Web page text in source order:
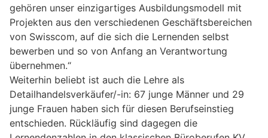
gehören unser einzigartiges Ausbildungsmodell mit
Projekten aus den verschiedenen Geschäftsbereichen
von Swisscom, auf die sich die Lernenden selbst
bewerben und so von Anfang an Verantwortung
übernehmen.“
Weiterhin beliebt ist auch die Lehre als
Detailhandelsverkäufer/-in: 67 junge Männer und 29
junge Frauen haben sich für diesen Berufseinstieg
entschieden. Rückläufig sind dagegen die